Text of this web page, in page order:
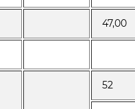
47,00
52